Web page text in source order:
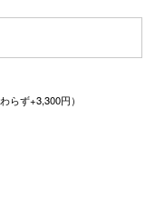
らず+3,300円）